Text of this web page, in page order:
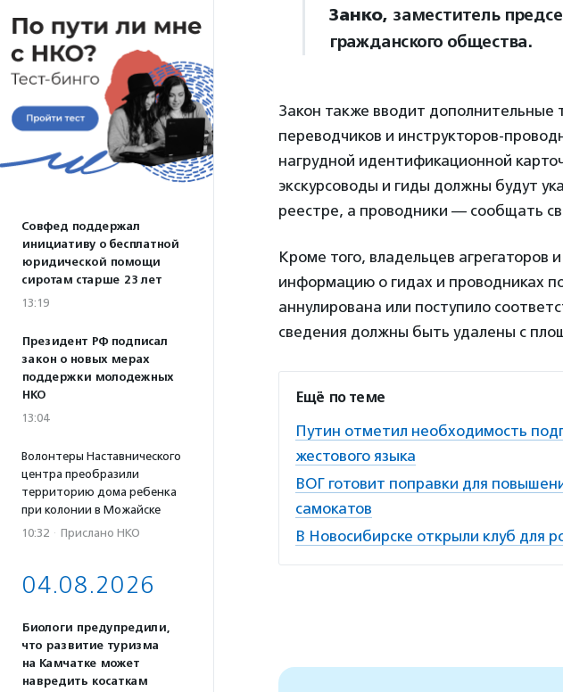
Совфед поддержал
инициативу о бесплатной
юридической помощи
сиротам старше 23 лет
13:19
Президент РФ подписал
закон о новых мерах
поддержки молодежных
НКО
13:04
Волонтеры Наставнического
центра преобразили
территорию дома ребенка
при колонии в Можайске
10:32 · Прислано НКО
04.08.2026
Биологи предупредили,
что развитие туризма
на Камчатке может
навредить косаткам
Занко, заместитель
гражданского общества.
Закон также вводит дополнительные
переводчиков и инструкторов-
нагрудной идентификационной
экскурсоводы и гиды должны будут
реестре, а проводники — сообщать
Кроме того, владельцев агрегаторов
информацию о гидах и проводниках
аннулирована или поступило
сведения должны быть удалены с
Ещё по теме
Путин отметил необходимость
жестового языка
ВОГ готовит поправки для
самокатов
В Новосибирске открыли клуб для